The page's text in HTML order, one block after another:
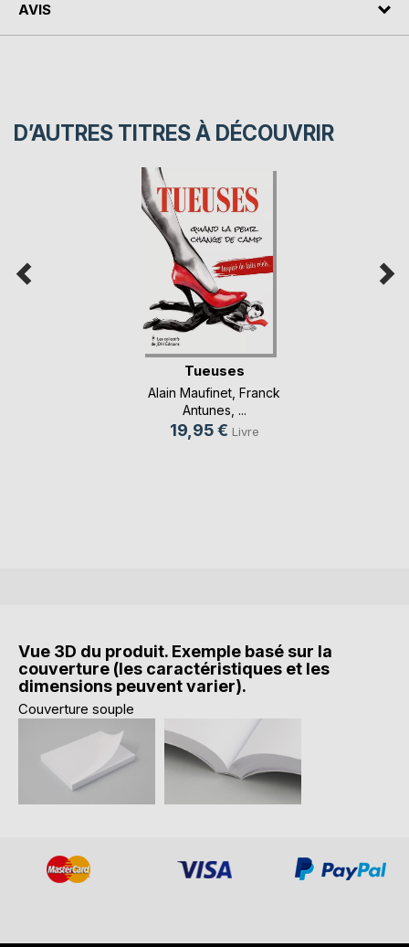
AVIS
D’AUTRES TITRES À DÉCOUVRIR
Tueuses
Alain Maufinet Franck
Antunes , ...
19,95 € Livre
Vue 3D du produit. Exemple basé sur la
couverture (les caractéristiques et les
dimensions peuvent varier).
Couverture souple